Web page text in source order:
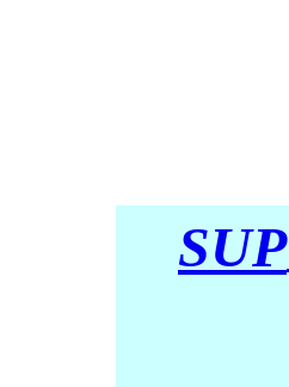
SUP